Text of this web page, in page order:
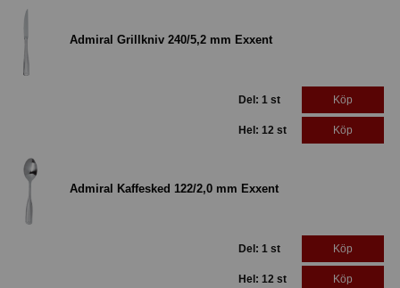
Admiral Grillkniv 240/5,2 mm Exxent
Del: 1 st Köp
Hel: 12 st Köp
Admiral Kaffesked 122/2,0 mm Exxent
Del: 1 st Köp
Hel: 12 st Köp